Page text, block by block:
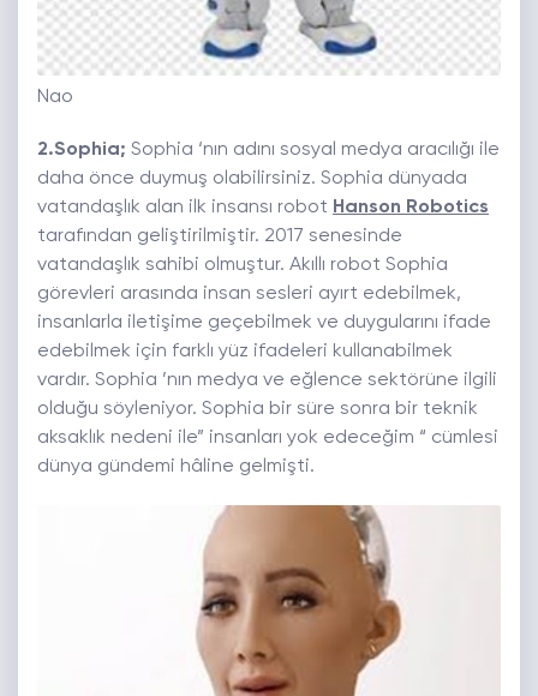
Nao
2.Sophia; Sophia ‘nın adını sosyal medya aracılığı ile
daha önce duymuş olabilirsiniz. Sophia dünyada
vatandaşlık alan ilk insansı robot Hanson Robotics
tarafından geliştirilmiştir. 2017 senesinde
vatandaşlık sahibi olmuştur. Akıllı robot Sophia
görevleri arasında insan sesleri ayırt edebilmek,
insanlarla iletişime geçebilmek ve duygularını ifade
edebilmek için farklı yüz ifadeleri kullanabilmek
vardır. Sophia ’nın medya ve eğlence sektörüne ilgili
olduğu söyleniyor. Sophia bir süre sonra bir teknik
aksaklık nedeni ile” insanları yok edeceğim “ cümlesi
dünya gündemi hâline gelmişti.